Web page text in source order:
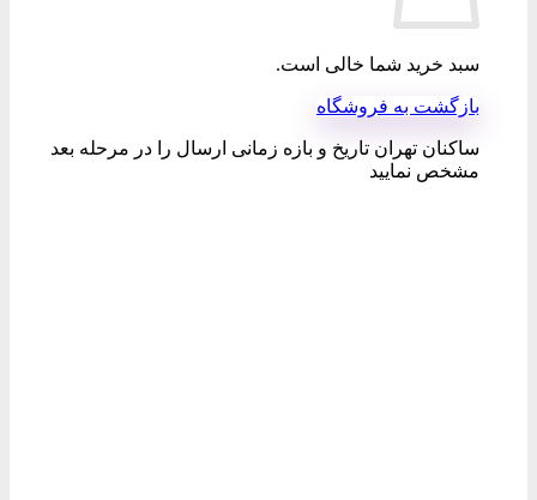
سبد خرید شما خالی است.
بازگشت به فروشگاه
ساکنان تهران تاریخ و بازه زمانی ارسال را در مرحله بعد
مشخص نمایید